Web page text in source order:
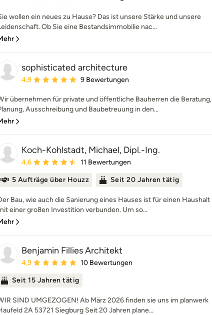
wollen ein neues zu Hause? Das ist unsere Stärke und unsere
Ob Sie eine Bestandsimmobilie nac...
sophisticated architecture
Durchschnittliche Bewertung: 4.9 von 5 Sternen
4,9 9 Bewertungen
übernehmen für private und öffentliche Bauherren die Beratung,
Ausschreibung und Baubetreuung in den...
Koch-Kohlstadt, Michael, Dipl.-Ing.
Durchschnittliche Bewertung: 4.6 von 5 Sternen
4,6 11 Bewertungen
5 Aufträge über Houzz Seit 20 Jahren tätig
Bau, wie auch die Sanierung eines Hauses ist für einen Haushalt
einer großen Investition verbunden. Um so...
Benjamin Fillies Architekt
Durchschnittliche Bewertung: 4.9 von 5 Sternen
4,9 10 Bewertungen
Seit 15 Jahren tätig
SIND UMGEZOGEN! Ab März 2026 finden sie uns im planwerk
2A 53721 Siegburg Seit 20 Jahren plane...